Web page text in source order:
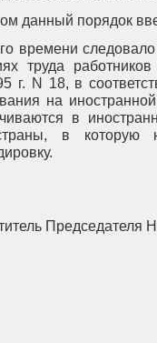
данный порядок
времени
труда
г. N 18, в
на
в
в которую
Председателя